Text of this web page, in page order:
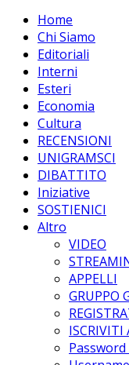
Home
Chi Siamo
Editoriali
Interni
Esteri
Economia
Cultura
RECENSIONI
UNIGRAMSCI
DIBATTITO
Iniziative
SOSTIENICI
Altro
VIDEO
APPELLI
GRUPPO
ISCRIVITI